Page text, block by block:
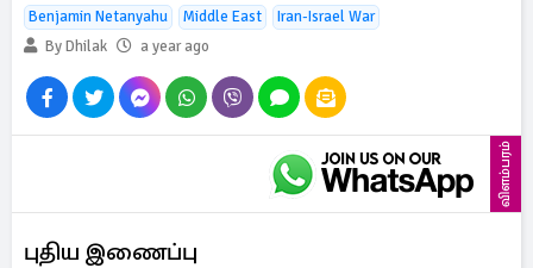
Benjamin Netanyahu Middle East
Iran-Israel War
By Dhilak
a year ago
விளம்பரம்
புதிய இணைப்பு